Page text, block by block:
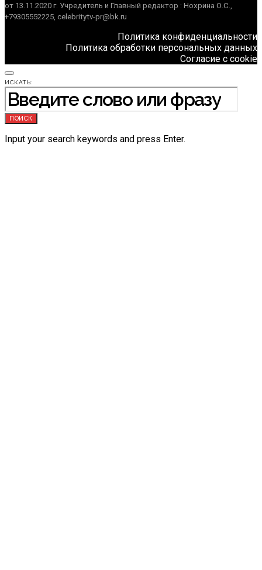
от 13.11.2020 г. Учредитель и Главный редактор : Нохрина О.С.,
+79305552225, celebritytv-pr@bk.ru
Политика конфиденциальности
Политика обработки персональных данных
Согласие с cookie
ИСКАТЬ:
ПОИСК
Input your search keywords and press Enter.